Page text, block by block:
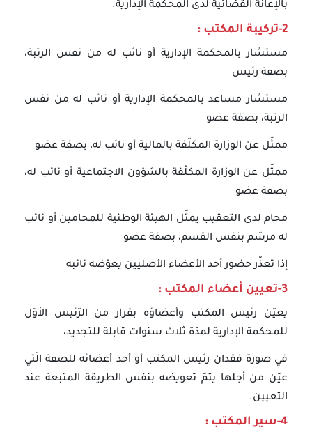
بالإعانة القضائية لدى المحكمة الإدارية.
2-تركيبة المكتب :
مستشار بالمحكمة الإدارية أو نائب له من نفس الرتبة،
بصفة رئيس
مستشار مساعد بالمحكمة الإدارية أو نائب له من نفس
الرتبة، بصفة عضو
ممثّل عن الوزارة المكلّفة بالمالية أو نائب له، بصفة عضو
ممثّل عن الوزارة المكلّفة بالشؤون الاجتماعية أو نائب له،
بصفة عضو
محام لدى التعقيب يمثّل الهيئة الوطنية للمحامين أو نائب
له مرسّم بنفس القسم، بصفة عضو
إذا تعذّر حضور أحد الأعضاء الأصليين يعوّضه نائبه
3-تعيين أعضاء المكتب :
يعيّن رئيس المكتب وأعضاؤه بقرار من الرّئيس الأوّل
للمحكمة الإدارية لمدّة ثلاث سنوات قابلة للتجديد،
في صورة فقدان رئيس المكتب أو أحد أعضائه للصفة الّتي
عيّن من أجلها يتمّ تعويضه بنفس الطريقة المتبعة عند
التعيين.
4-سير المكتب :